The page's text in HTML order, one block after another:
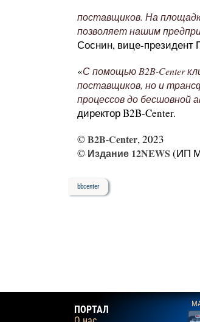
поставщиков. На
позволяет нашим
Соснин, вице-президент
«С помощью B2B-Center
поставщиков, но и
процессов до бесшовной
директор B2B-Center.
©B2B-Center, 2023
© Издание 12NEWS (ИП
bbcenter
ПОРТАЛ